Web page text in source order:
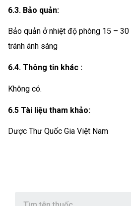
6.3. Bảo quản:
Bảo quản ở nhiệt độ phòng 15 – 30
tránh ánh sáng
6.4. Thông tin khác :
Không có.
6.5 Tài liệu tham khảo:
Dược Thư Quốc Gia Việt Nam